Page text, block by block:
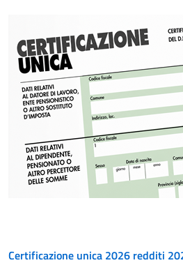
Certificazione unica 2026 redditi